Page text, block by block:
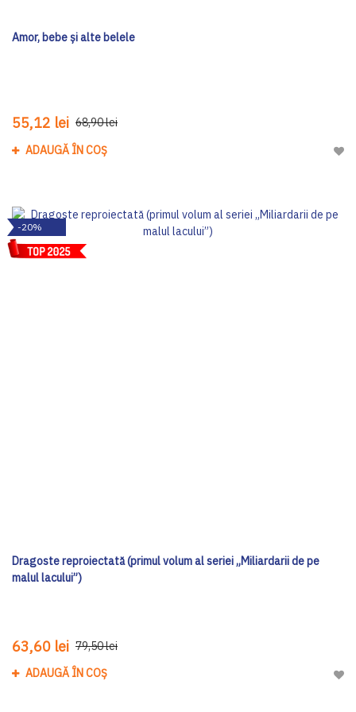
Amor, bebe și alte belele
55,12 lei 68,90 lei
ADAUGĂ ÎN COȘ
-20%
Dragoste reproiectată (primul volum al seriei „Miliardarii de pe
malul lacului”)
63,60 lei 79,50 lei
ADAUGĂ ÎN COȘ